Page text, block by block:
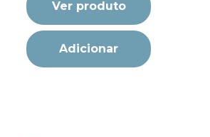
Ver produto
Adicionar